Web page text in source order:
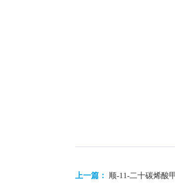
上一篇： 顺-11-二十碳烯酸